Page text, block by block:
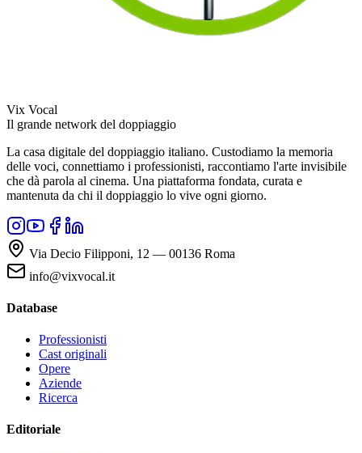
Vix Vocal
Il grande network del doppiaggio
La casa digitale del doppiaggio italiano. Custodiamo la memoria
delle voci, connettiamo i professionisti, raccontiamo l'arte invisibile
che dà parola al cinema. Una piattaforma fondata, curata e
mantenuta da chi il doppiaggio lo vive ogni giorno.
Via Decio Filipponi, 12 — 00136 Roma
info@vixvocal.it
Database
Professionisti
Cast originali
Opere
Aziende
Ricerca
Editoriale